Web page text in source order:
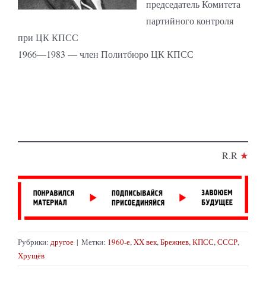
председатель Комитета
партийного контроля
при ЦК КПСС
1966—1983 — член Политбюро ЦК КПСС
R.R ★
Рубрики: другое | Метки: 1960-е,XX век,Брежнев,КПСС,СССР,
Хрущёв